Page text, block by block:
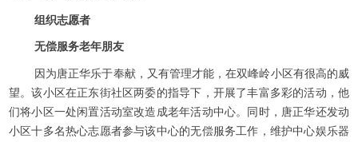
组织志愿者
无偿服务老年朋友
因为唐正华乐于奉献，又有管理才能，在双峰岭小区有很高的威
望。该小区在正东街社区两委的指导下，开展了丰富多彩的活动，他
们将小区一处闲置活动室改造成老年活动中心。同时，唐正华还发动
小区十多名热心志愿者参与该中心的无偿服务工作，维护中心娱乐器